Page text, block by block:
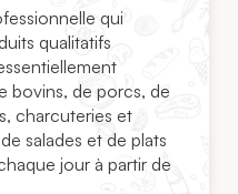
qui
qualitatifs
bovins, de porcs, de
charcuteries et
salades et de plats
jour à partir de